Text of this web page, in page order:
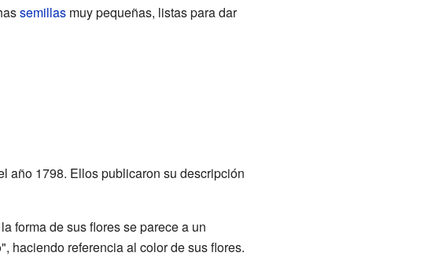
semillasmuy pequeñas, listas para dar
año 1798. Ellos publicaron su descripción
forma de sus flores se parece a un
haciendo referencia al color de sus flores.